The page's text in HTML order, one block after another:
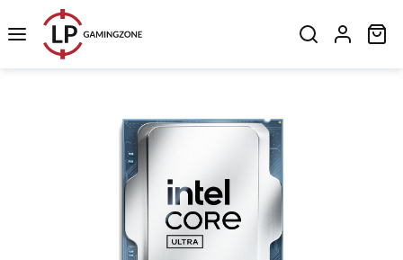
Zum Hauptinhalt springen
Bildergalerie überspringen